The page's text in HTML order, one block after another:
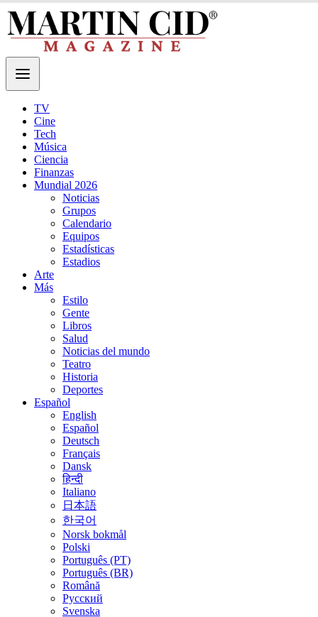
TV
Cine
Tech
Música
Ciencia
Finanzas
Mundial 2026
Noticias
Grupos
Calendario
Equipos
Estadísticas
Estadios
Arte
Más
Estilo
Gente
Libros
Salud
Noticias del mundo
Teatro
Historia
Deportes
Español
English
Español
Deutsch
Français
Dansk
हिन्दी
Italiano
日本語
한국어
Norsk bokmål
Polski
Português (PT)
Português (BR)
Română
Русский
Svenska